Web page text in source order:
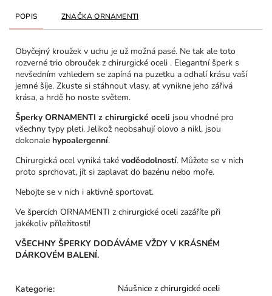
POPIS ZNAČKAORNAMENTI
Obyčejný kroužek v uchu je už možná pasé. Ne tak ale toto
rozverné trio obrouček z chirurgické oceli . Elegantní šperk s
nevšedním vzhledem se zapíná na puzetku a odhalí krásu vaší
jemné šíje. Zkuste si stáhnout vlasy, ať vynikne jeho zářivá
krása, a hrdě ho noste světem.
Šperky ORNAMENTI z chirurgické oceli jsou vhodné pro
všechny typy pleti. Jelikož neobsahují olovo a nikl, jsou
dokonale hypoalergenní.
Chirurgická ocel vyniká také voděodolností. Můžete se v nich
proto sprchovat, jít si zaplavat do bazénu nebo moře.
Nebojte se v nich i aktivně sportovat.
Ve špercích ORNAMENTI z chirurgické oceli zazáříte při
jakékoliv příležitosti!
VŠECHNY ŠPERKY DODÁVÁME VŽDY V KRÁSNÉM
DÁRKOVÉM BALENÍ.
Kategorie:
Náušnice z chirurgické oceli